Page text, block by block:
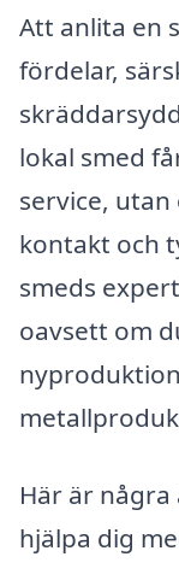
Att anlita en
fördelar,
lokal smed
service,
kontakt och
smeds
oavsett om
Här är några
hjälpa dig